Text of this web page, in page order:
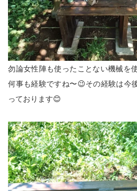
勿論女性陣も使ったことない機械を
何事も経験ですね〜😉その経験は今
っております😊